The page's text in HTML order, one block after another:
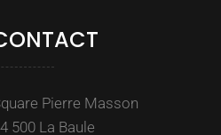
Pierre Masson
500 La Baule